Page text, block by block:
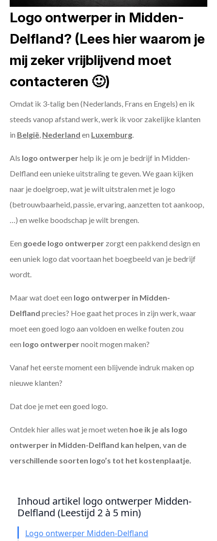
Logo ontwerper in Midden-
Delfland? (Lees hier waarom je
mij zeker vrijblijvend moet
contacteren 🙂)
Omdat ik 3-talig ben (Nederlands, Frans en Engels) en ik
steeds vanop afstand werk, werk ik voor zakelijke klanten
in België, Nederland en Luxemburg.
Als logo ontwerperhelp ik je om je bedrijf in Midden-
Delfland een unieke uitstraling te geven. We gaan kijken
naar je doelgroep, wat je wilt uitstralen met je logo
(betrouwbaarheid, passie, ervaring, aanzetten tot aankoop,
…) en welke boodschap je wilt brengen.
Een goede logo ontwerper zorgt een pakkend design en
een uniek logo dat voortaan het boegbeeld van je bedrijf
wordt.
Maar wat doet een logo ontwerper in Midden-
Delfland precies? Hoe gaat het proces in zijn werk, waar
moet een goed logo aan voldoen en welke fouten zou
een logo ontwerpernooit mogen maken?
Vanaf het eerste moment een blijvende indruk maken op
nieuwe klanten?
Dat doe je met een goed logo.
Ontdek hier alles wat je moet weten hoe ik je als logo
ontwerper in Midden-Delfland kan helpen, van de
verschillende soorten logo’s tot het kostenplaatje.
Inhoud artikel logo ontwerper Midden-
Delfland (Leestijd 2 à 5 min)
Logo ontwerper Midden-Delfland